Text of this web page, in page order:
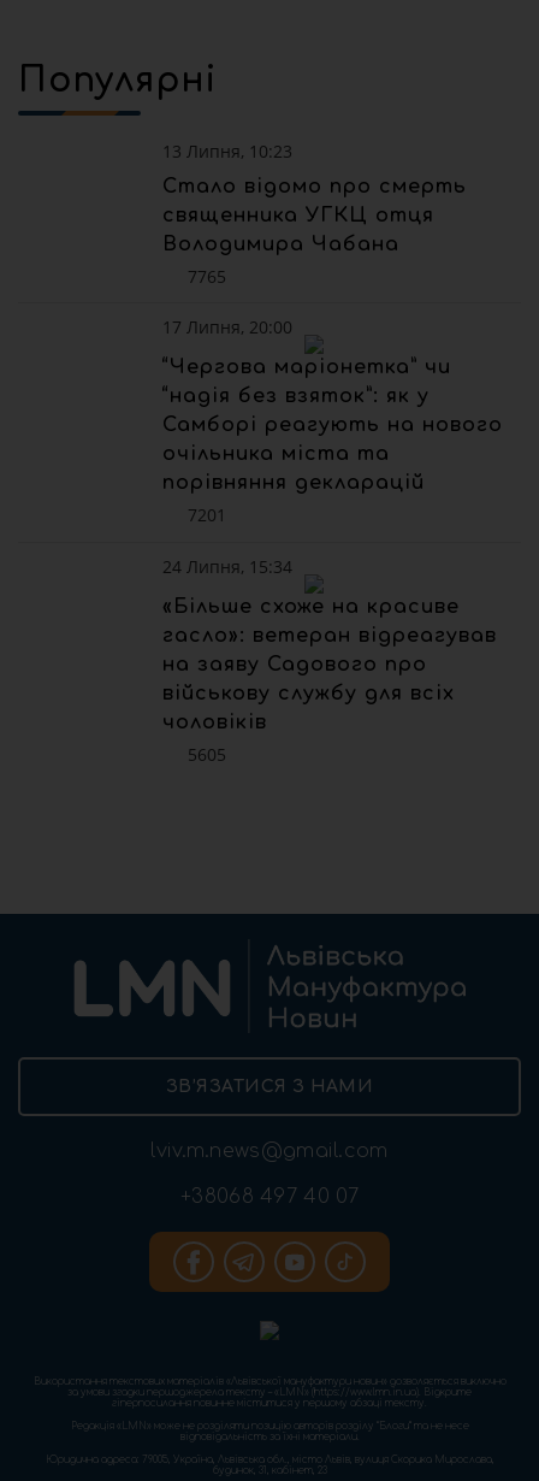
Популярні
13 Липня, 10:23
Стало відомо про смерть
священника УГКЦ отця
Володимира Чабана
7765
17 Липня, 20:00
“Чергова маріонетка” чи
“надія без взяток”: як у
Самборі реагують на нового
очільника міста та
порівняння декларацій
7201
24 Липня, 15:34
«Більше схоже на красиве
гасло»: ветеран відреагував
на заяву Садового про
військову службу для всіх
чоловіків
5605
ЗВ’ЯЗАТИСЯ З НАМИ
lviv.m.news@gmail.com
+38068 497 40 07
Використання текстових матеріалів «Львівської мануфактури новин» дозволяється виключно
за умови згадки першоджерела тексту – «LMN» (https://www.lmn.in.ua). Відкрите
гіперпосилання повинне міститися у першому абзаці тексту.
Редакція «LMN» може не розділяти позицію авторів розділу “Блоги” та не несе
відповідальність за їхні матеріали.
Юридична адреса: 79005, Україна, Львівська обл., місто Львів, вулиця Скорика Мирослава,
будинок, 31, кабінет, 23